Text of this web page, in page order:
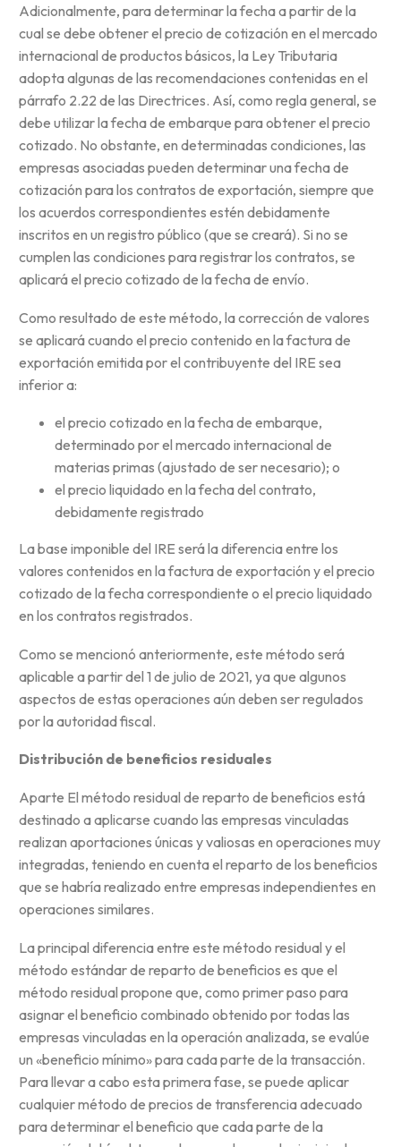
Adicionalmente, para determinar la fecha a partir de la
cual se debe obtener el precio de cotización en el mercado
internacional de productos básicos, la Ley Tributaria
adopta algunas de las recomendaciones contenidas en el
párrafo 2.22 de las Directrices. Así, como regla general, se
debe utilizar la fecha de embarque para obtener el precio
cotizado. No obstante, en determinadas condiciones, las
empresas asociadas pueden determinar una fecha de
cotización para los contratos de exportación, siempre que
los acuerdos correspondientes estén debidamente
inscritos en un registro público (que se creará). Si no se
cumplen las condiciones para registrar los contratos, se
aplicará el precio cotizado de la fecha de envío.
Como resultado de este método, la corrección de valores
se aplicará cuando el precio contenido en la factura de
exportación emitida por el contribuyente del IRE sea
inferior a:
el precio cotizado en la fecha de embarque,
determinado por el mercado internacional de
materias primas (ajustado de ser necesario); o
el precio liquidado en la fecha del contrato,
debidamente registrado
La base imponible del IRE será la diferencia entre los
valores contenidos en la factura de exportación y el precio
cotizado de la fecha correspondiente o el precio liquidado
en los contratos registrados.
Como se mencionó anteriormente, este método será
aplicable a partir del 1 de julio de 2021, ya que algunos
aspectos de estas operaciones aún deben ser regulados
por la autoridad fiscal.
Distribución de beneficios residuales
Aparte El método residual de reparto de beneficios está
destinado a aplicarse cuando las empresas vinculadas
realizan aportaciones únicas y valiosas en operaciones muy
integradas, teniendo en cuenta el reparto de los beneficios
que se habría realizado entre empresas independientes en
operaciones similares.
La principal diferencia entre este método residual y el
método estándar de reparto de beneficios es que el
método residual propone que, como primer paso para
asignar el beneficio combinado obtenido por todas las
empresas vinculadas en la operación analizada, se evalúe
un «beneficio mínimo» para cada parte de la transacción.
Para llevar a cabo esta primera fase, se puede aplicar
cualquier método de precios de transferencia adecuado
para determinar el beneficio que cada parte de la